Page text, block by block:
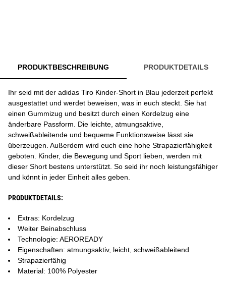
PRODUKTBESCHREIBUNG PRODUKTDETAILS
Ihr seid mit der adidas Tiro Kinder-Short in Blau jederzeit perfekt
ausgestattet und werdet beweisen, was in euch steckt. Sie hat
einen Gummizug und besitzt durch einen Kordelzug eine
änderbare Passform. Die leichte, atmungsaktive,
schweißableitende und bequeme Funktionsweise lässt sie
überzeugen. Außerdem wird euch eine hohe Strapazierfähigkeit
geboten. Kinder, die Bewegung und Sport lieben, werden mit
dieser Short bestens unterstützt. So seid ihr noch leistungsfähiger
und könnt in jeder Einheit alles geben.
PRODUKTDETAILS:
Extras: Kordelzug
Weiter Beinabschluss
Technologie: AEROREADY
Eigenschaften: atmungsaktiv, leicht, schweißableitend
Strapazierfähig
Material: 100% Polyester